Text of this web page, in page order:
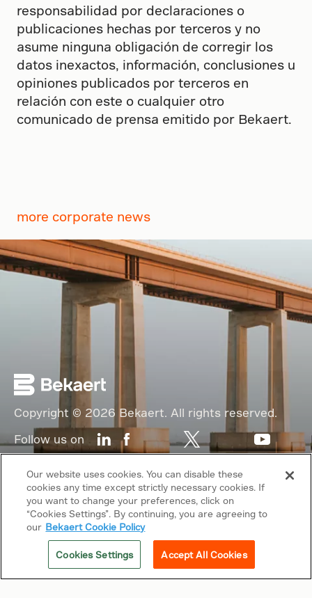
responsabilidad por declaraciones o
publicaciones hechas por terceros y no
asume ninguna obligación de corregir los
datos inexactos, información, conclusiones u
opiniones publicados por terceros en
relación con este o cualquier otro
comunicado de prensa emitido por Bekaert.
more corporate news
Copyright © 2026 Bekaert. All rights reserved.
Follow us on
Cookie Policy
Sitemap
General terms & conditions
Related sites
Our website uses cookies. You can disable these
cookies any time except strictly necessary cookies. If
you want to change your preferences, click on
“Cookies Settings”. By continuing, you are agreeing to
our Bekaert Cookie Policy
Cookies Settings Accept All Cookies